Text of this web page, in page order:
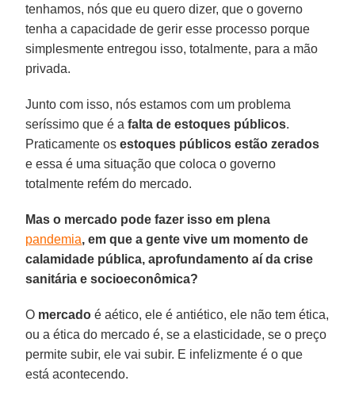
tenhamos, nós que eu quero dizer, que o governo
tenha a capacidade de gerir esse processo porque
simplesmente entregou isso, totalmente, para a mão
privada.
Junto com isso, nós estamos com um problema
seríssimo que é a falta de estoques públicos.
Praticamente osestoques públicos estão zerados
e essa é uma situação que coloca o governo
totalmente refém do mercado.
Mas o mercado pode fazer isso em plena
pandemia, em que a gente vive um momento de
calamidade pública, aprofundamento aí da crise
sanitária e socioeconômica?
O mercado é aético, ele é antiético, ele não tem ética,
ou a ética do mercado é, se a elasticidade, se o preço
permite subir, ele vai subir. E infelizmente é o que
está acontecendo.